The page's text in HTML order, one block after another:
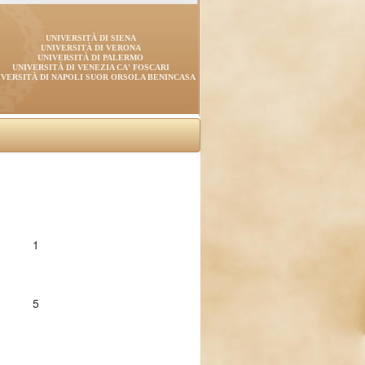
UNIVERSITÀ DI SIENA
UNIVERSITÀ DI VERONA
UNIVERSITÀ DI PALERMO
UNIVERSITÀ DI VENEZIA CA' FOSCARI
DI NAPOLI SUOR ORSOLA BENINCASA
1
5